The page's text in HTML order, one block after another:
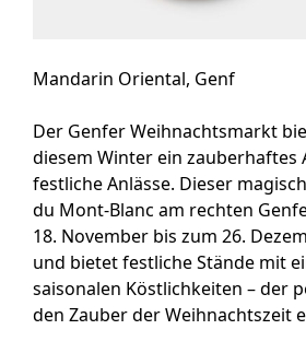
Mandarin Oriental, Genf
Der Genfer Weihnachtsmarkt
diesem Winter ein zauberhaftes
festliche Anlässe. Dieser
du Mont-Blanc am rechten
18. November bis zum 26.
und bietet festliche Stände mit
saisonalen Köstlichkeiten – der
den Zauber der Weihnachtszeit